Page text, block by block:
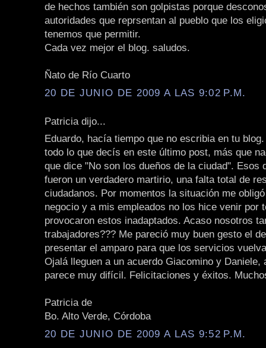
de hechos también son golpistas porque
autoridades que reprsentan al pueblo que los
tenemos que permitir.
Cada vez mejor el blog. saludos.
Ñato de Río Cuarto
20 DE JUNIO DE 2009 A LAS 9:02 P.M.
Patricia dijo...
Eduardo, hacía tiempo que no escribia en tu
todo lo que decís en este último post, más que
que dice "No son los dueños de la ciudad". Esos
fueron un verdadero martirio, una falta total de
ciudadanos. Por momentos la situación me
negocio y a mis empleados no los hice venir por
provocaron estos inadaptados. Acaso nosotros
trabajadores??? Me pareció muy buen gesto el
presentar el amparo para que los servicios
Ojalá lleguen a un acuerdo Giacomino y Daniele,
parece muy difícil. Felicitaciones y éxitos.
Patricia de
Bo. Alto Verde, Córdoba
20 DE JUNIO DE 2009 A LAS 9:52 P.M.